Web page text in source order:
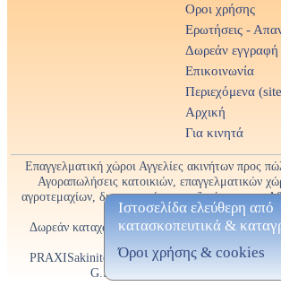
Οροι χρήσης
Ερωτήσεις -
Δωρεάν εγγραφή
Επικοινωνία
Περιεχόμενα
Αρχική
Για κινητά
Επαγγελματική χώροι Αγγελίες ακινήτων προς
Αγοραπωλήσεις κατοικιών, επαγγελματικών
αγροτεμαχίων, διαμερισμάτων, μεζονέτων στην
Χαλκιδική και όλη την Ελλάδα.
Δωρεάν καταχώρηση αγγελίες και φωτοαγγελίες
PRAXISakiniton - Ακίνητα στην Ελλάδα. Real
G.Skoutas • 0030 6971 699 270 •
Ιστοσελίδα ελεύθερη από
κατασκοπευτικά &
Όροι χρήσης & cookies